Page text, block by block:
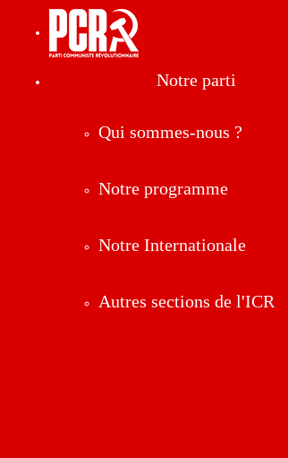
Notre parti
Qui sommes-nous ?
Notre programme
Notre Internationale
Autres sections de l'ICR